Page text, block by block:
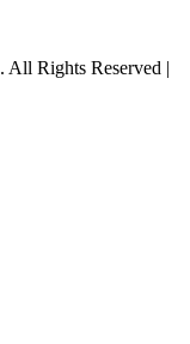
. All Rights Reserved |